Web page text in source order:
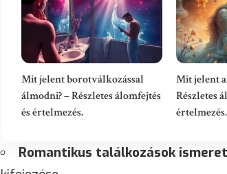
Mit jelent borotválkozással
álmodni? – Részletes álomfejtés
és értelmezés.
Mit jelent
Részletes
értelmezés.
Romantikus találkozások